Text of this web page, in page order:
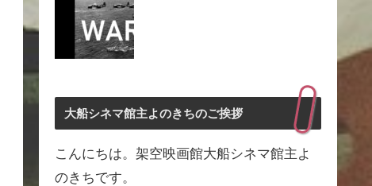
大船シネマ館主よのきちのご挨拶
こんにちは。架空映画館大船シネマ館主よ
のきちです。